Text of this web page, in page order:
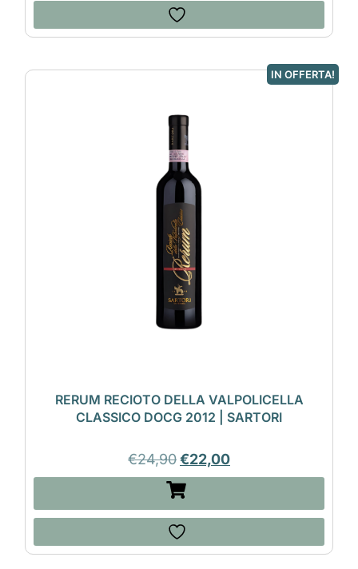
IN OFFERTA!
RERUM RECIOTO DELLA VALPOLICELLA
CLASSICO DOCG 2012 | SARTORI
€24,90€22,00